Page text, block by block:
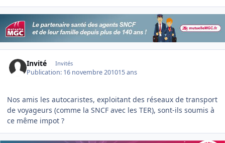
Invité Invités
Publication: 16 novembre 201015 ans
Nos amis les autocaristes, exploitant des réseaux de transport
de voyageurs (comme la SNCF avec les TER), sont-ils soumis à
ce même impot ?